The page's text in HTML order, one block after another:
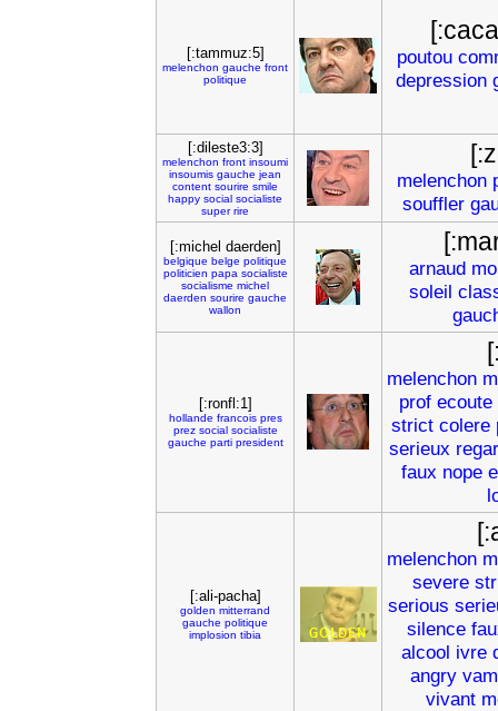
[:tammuz:5]
melenchon gauche front
politique
poutou
depression
[:dileste3:3]
melenchon front insoumi
insoumis gauche jean
content sourire smile
happy social socialiste
super rire
melenchon
souffler
[:michel daerden]
belgique belge politique
politicien papa socialiste
socialisme michel
daerden sourire gauche
wallon
arnaud
soleil
[:ronfl:1]
hollande francois pres
prez social socialiste
gauche parti president
melenchon
prof ecoute
strict colere
serieux
faux nope
[:ali-pacha]
golden mitterrand
gauche politique
implosion tibia
melenchon
severe
serious
silence
alcool ivre
angry
vivant